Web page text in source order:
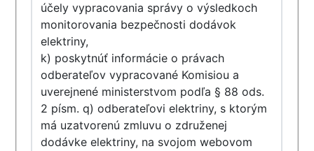
účely vypracovania správy o výsledkoch
monitorovania bezpečnosti dodávok
elektriny,
k) poskytnúť informácie o právach
odberateľov vypracované Komisiou a
uverejnené ministerstvom podľa § 88 ods.
2 písm. q) odberateľovi elektriny, s ktorým
má uzatvorenú zmluvu o združenej
dodávke elektriny, na svojom webovom